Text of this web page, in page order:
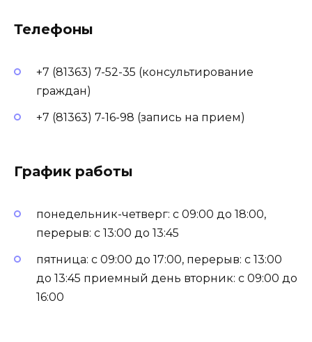
Телефоны
+7 (81363) 7-52-35 (консультирование
граждан)
+7 (81363) 7-16-98 (запись на прием)
График работы
понедельник-четверг: с 09:00 до 18:00,
перерыв: с 13:00 до 13:45
пятница: с 09:00 до 17:00, перерыв: с 13:00
до 13:45 приемный день вторник: с 09:00 до
16:00